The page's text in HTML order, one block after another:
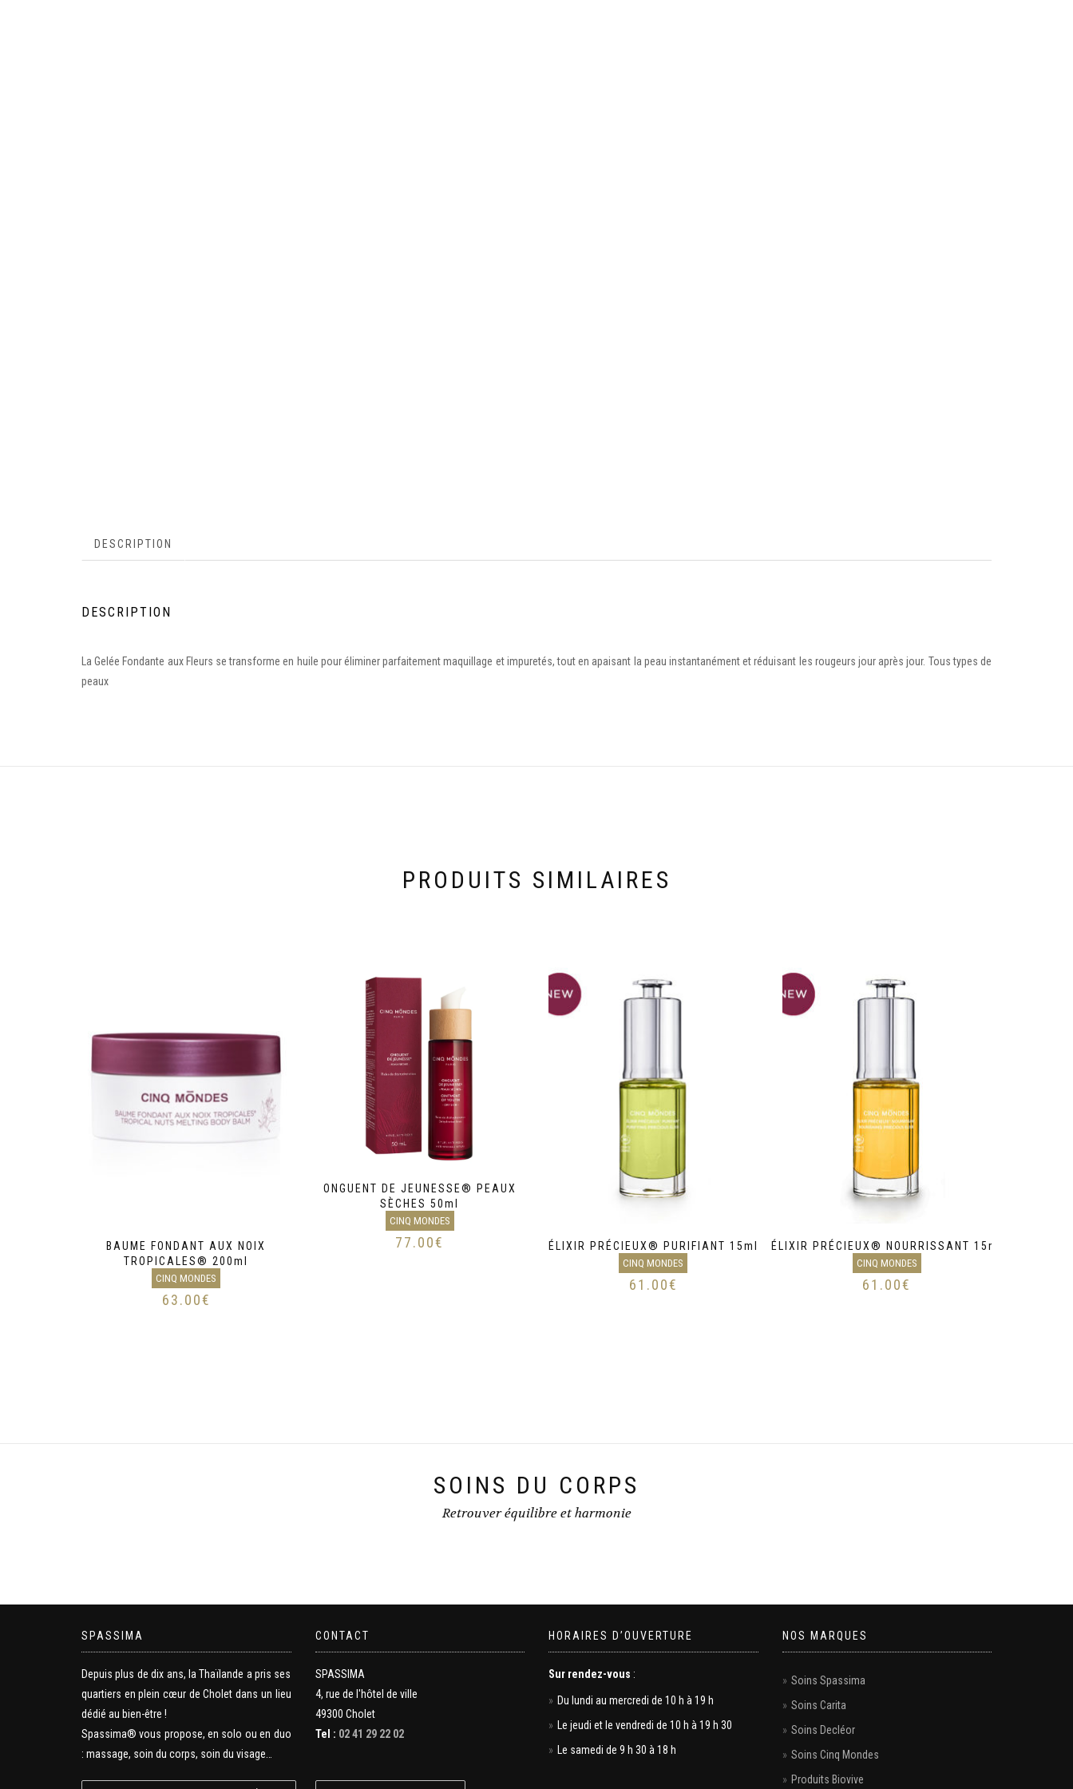
DESCRIPTION
DESCRIPTION
La Gelée Fondante aux Fleurs se transforme en huile pour éliminer parfaitement maquillage et impuretés, tout en apaisant la peau instantanément et réduisant les rougeurs jour après jour. Tous types de
peaux
PRODUITS SIMILAIRES
BAUME FONDANT AUX NOIX
TROPICALES® 200ml
CINQ MONDES
63.00€
ONGUENT DE JEUNESSE® PEAUX
SÈCHES 50ml
CINQ MONDES
77.00€ ÉLIXIR PRÉCIEUX® PURIFIANT 15ml
CINQ MONDES
61.00€
ÉLIXIR PRÉCIEUX® NOURRISSANT 15ml
CINQ MONDES
61.00€
SOINS DU CORPS
Retrouver équilibre et harmonie
SPASSIMA
Depuis plus de dix ans, la Thaïlande a pris ses
quartiers en plein cœur de Cholet dans un lieu
dédié au bien-être !
Spassima® vous propose, en solo ou en duo
: massage, soin du corps, soin du visage…
CONTACT
SPASSIMA
4, rue de l'hôtel de ville
49300 Cholet
Tel : 02 41 29 22 02
HORAIRES D’OUVERTURE
Sur rendez-vous :
Du lundi au mercredi de 10 h à 19 h
Le jeudi et le vendredi de 10 h à 19 h 30
Le samedi de 9 h 30 à 18 h
NOS MARQUES
Soins Spassima
Soins Carita
Soins Decléor
Soins Cinq Mondes
Produits Biovive